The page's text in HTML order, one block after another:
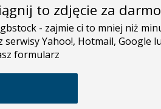
to zdjęcie za darmo